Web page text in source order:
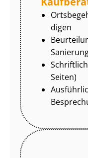
di­gen
Seiten)